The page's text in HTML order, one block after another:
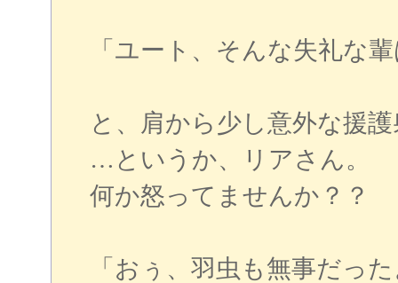
「ユート、そんな失礼な
と、肩から少し意外な援
…というか、リアさん。
何か怒ってませんか？？
「おぅ、羽虫も無事だっ